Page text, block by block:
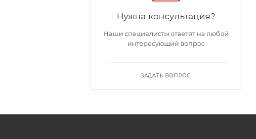
Нужна консультация?
Наши специалисты ответят на любой
интересующий вопрос
ЗАДАТЬ ВОПРОС